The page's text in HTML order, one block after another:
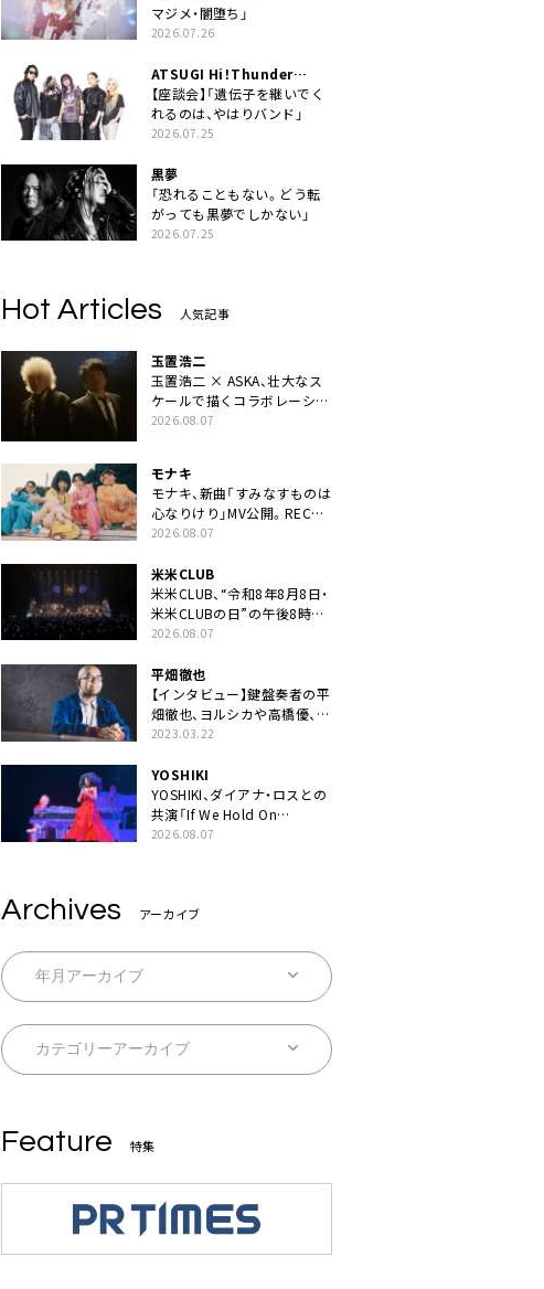
マジメ・闇堕ち」
2026.07.26
ATSUGI Hi！Thunder
Rock Festival
【座談会】「遺伝子を継いでく
れるのは、やはりバンド」
2026.07.25
黒夢
「恐れることもない。どう転
がっても黒夢でしかない」
2026.07.25
Hot Articles 人気記事
玉置浩二
玉置浩二 × ASKA、壮大なス
ケールで描くコラボレーショ
ン曲「音銀河」リリース決定。
2026.08.07
モナキ
モナキ、新曲「すみなすものは
心なりけり」MV公開。RECの
ギターにEvery Little Thing・
2026.08.07
米米CLUB
米米CLUB、“令和8年8月8日・
米米CLUBの日”の午後8時に
40周年ライブより「FANtachy
2026.08.07
平畑徹也
【インタビュー】鍵盤奏者の平
畑徹也、ヨルシカや高橋優、キ
タニタツヤなど9名のゲスト
生の総括「自分自身を再確認
できた」
2023.03.22
YOSHIKI
YOSHIKI、ダイアナ・ロスとの
共演「If We Hold On
Together」ライブ映像公開
2026.08.07
Archives アーカイブ
Feature 特集